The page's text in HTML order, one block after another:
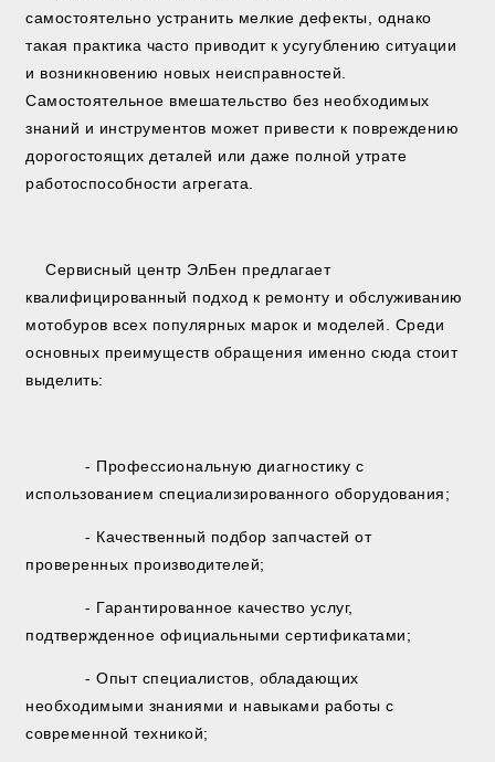
самостоятельно устранить мелкие дефекты, однако
такая практика часто приводит к усугублению ситуации
и возникновению новых неисправностей.
Самостоятельное вмешательство без необходимых
знаний и инструментов может привести к повреждению
дорогостоящих деталей или даже полной утрате
работоспособности агрегата.
Сервисный центр ЭлБен предлагает
квалифицированный подход к ремонту и обслуживанию
мотобуров всех популярных марок и моделей. Среди
основных преимуществ обращения именно сюда стоит
выделить:
- Профессиональную диагностику с
использованием специализированного оборудования;
- Качественный подбор запчастей от
проверенных производителей;
- Гарантированное качество услуг,
подтвержденное официальными сертификатами;
- Опыт специалистов, обладающих
необходимыми знаниями и навыками работы с
современной техникой;